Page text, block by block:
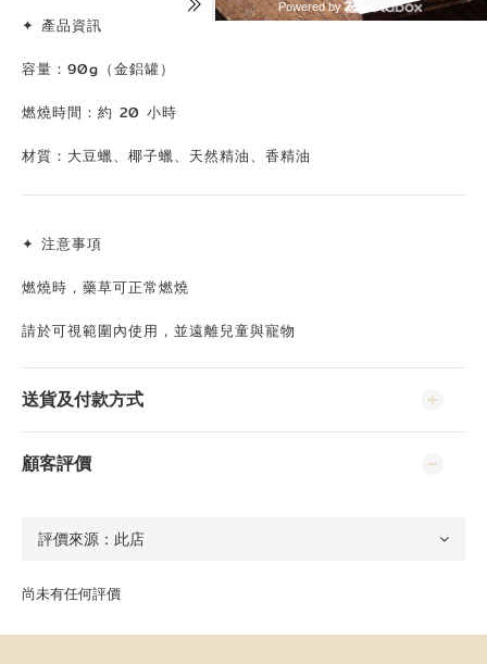
✦ 產品資訊
容量：90g（金鋁罐）
燃燒時間：約 20 小時
材質：大豆蠟、椰子蠟、天然精油、香精油
✦ 注意事項
燃燒時，藥草可正常燃燒
請於可視範圍內使用，並遠離兒童與寵物
送貨及付款方式
顧客評價
尚未有任何評價